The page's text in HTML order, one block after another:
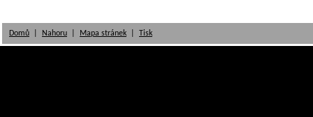
Domů Nahoru Mapa stránek Tisk